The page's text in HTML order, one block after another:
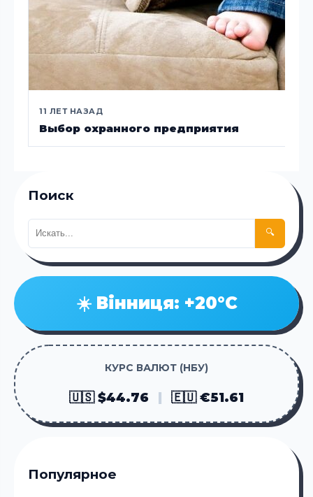
11 ЛЕТ НАЗАД
Выбор охранного предприятия
Поиск
🔍
☀️ Вінниця: +20°C
КУРС ВАЛЮТ (НБУ)
🇺🇸 $44.76 🇪🇺 €51.61
Популярное